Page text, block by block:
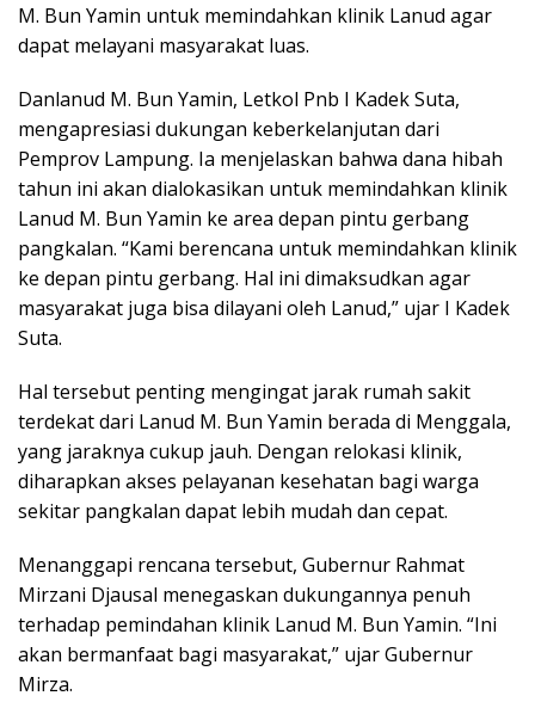
M. Bun Yamin untuk memindahkan klinik Lanud agar
dapat melayani masyarakat luas.
Danlanud M. Bun Yamin, Letkol Pnb I Kadek Suta,
mengapresiasi dukungan keberkelanjutan dari
Pemprov Lampung. Ia menjelaskan bahwa dana hibah
tahun ini akan dialokasikan untuk memindahkan klinik
Lanud M. Bun Yamin ke area depan pintu gerbang
pangkalan. “Kami berencana untuk memindahkan klinik
ke depan pintu gerbang. Hal ini dimaksudkan agar
masyarakat juga bisa dilayani oleh Lanud,” ujar I Kadek
Suta.
Hal tersebut penting mengingat jarak rumah sakit
terdekat dari Lanud M. Bun Yamin berada di Menggala,
yang jaraknya cukup jauh. Dengan relokasi klinik,
diharapkan akses pelayanan kesehatan bagi warga
sekitar pangkalan dapat lebih mudah dan cepat.
Menanggapi rencana tersebut, Gubernur Rahmat
Mirzani Djausal menegaskan dukungannya penuh
terhadap pemindahan klinik Lanud M. Bun Yamin. “Ini
akan bermanfaat bagi masyarakat,” ujar Gubernur
Mirza.